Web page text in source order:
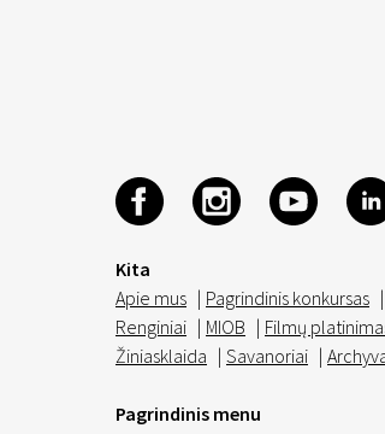
Kita
Apie mus | Pagrindinis konkursas |
Renginiai | MIOB | Filmų
Žiniasklaida | Savanoriai |
Pagrindinis menu